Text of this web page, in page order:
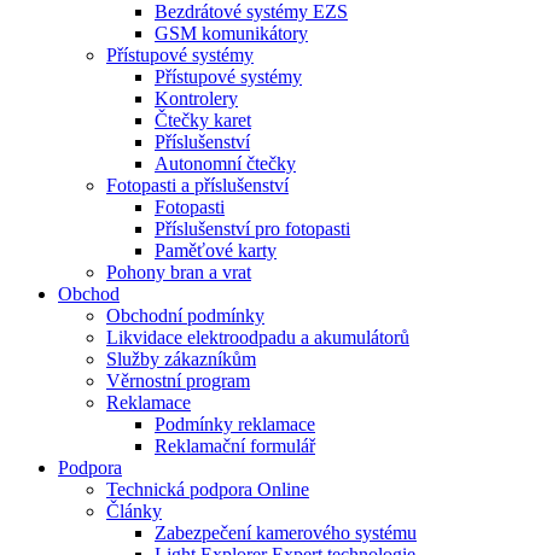
Bezdrátové systémy EZS
GSM komunikátory
Přístupové systémy
Přístupové systémy
Kontrolery
Čtečky karet
Příslušenství
Autonomní čtečky
Fotopasti a příslušenství
Fotopasti
Příslušenství pro fotopasti
Paměťové karty
Pohony bran a vrat
Obchod
Obchodní podmínky
Likvidace elektroodpadu a akumulátorů
Služby zákazníkům
Věrnostní program
Reklamace
Podmínky reklamace
Reklamační formulář
Podpora
Technická podpora Online
Články
Zabezpečení kamerového systému